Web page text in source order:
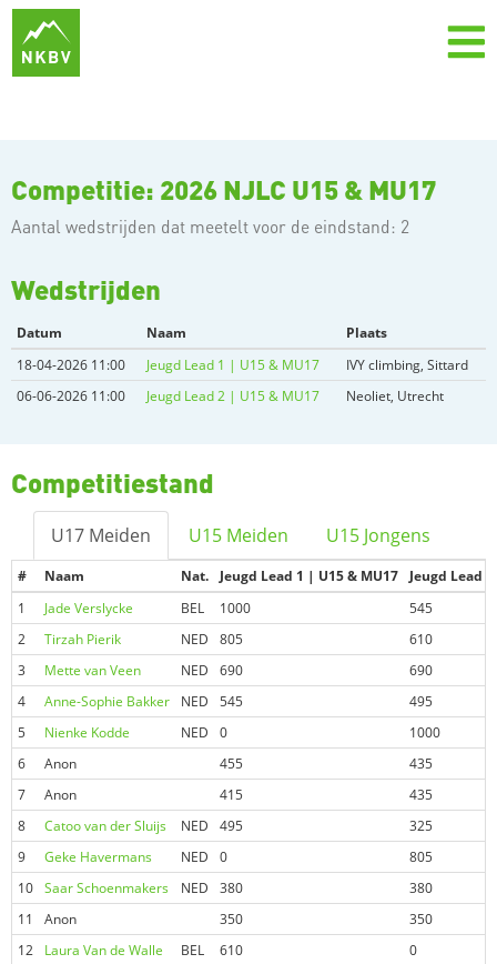
Competitie: 2026 NJLC U15 & MU17
Aantal wedstrijden dat meetelt voor de eindstand: 2
Wedstrijden
Datum Naam
Plaats
18-04-2026 11:00
Jeugd Lead 1 | U15 & MU17
IVY climbing, Sittard
06-06-2026 11:00
Jeugd Lead 2 | U15 & MU17 Neoliet, Utrecht
Competitiestand
U17 Meiden U15 Meiden U15 Jongens
# Naam Nat. Jeugd Lead 1 | U15 & MU17
Jeugd Lead
1
Jade Verslycke BEL 1000
545
2
Tirzah Pierik NED 805
610
3
Mette van Veen NED 690
690
4
Anne-Sophie Bakker NED 545
495
5
Nienke Kodde NED 0
1000
6
Anon 455
435
7
Anon 415
435
8
Catoo van der Sluijs NED 495
325
9
Geke Havermans NED 0
805
10 Saar Schoenmakers NED 380
380
11
Anon 350
350
12
Laura Van de Walle BEL 610
0